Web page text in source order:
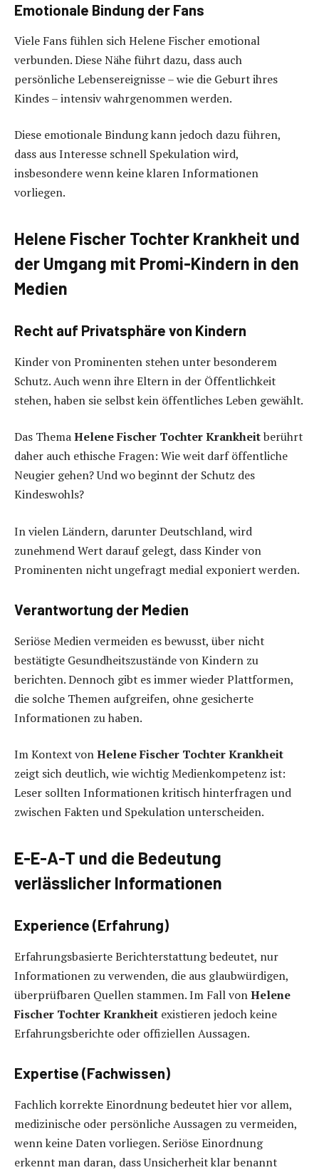
Emotionale Bindung der Fans
Viele Fans fühlen sich Helene Fischer emotional
verbunden. Diese Nähe führt dazu, dass auch
persönliche Lebensereignisse – wie die Geburt ihres
Kindes – intensiv wahrgenommen werden.
Diese emotionale Bindung kann jedoch dazu führen,
dass aus Interesse schnell Spekulation wird,
insbesondere wenn keine klaren Informationen
vorliegen.
Helene Fischer Tochter Krankheit und
der Umgang mit Promi-Kindern in den
Medien
Recht auf Privatsphäre von Kindern
Kinder von Prominenten stehen unter besonderem
Schutz. Auch wenn ihre Eltern in der Öffentlichkeit
stehen, haben sie selbst kein öffentliches Leben gewählt.
Das ThemaHelene Fischer Tochter Krankheitberührt
daher auch ethische Fragen: Wie weit darf öffentliche
Neugier gehen? Und wo beginnt der Schutz des
Kindeswohls?
In vielen Ländern, darunter Deutschland, wird
zunehmend Wert darauf gelegt, dass Kinder von
Prominenten nicht ungefragt medial exponiert werden.
Verantwortung der Medien
Seriöse Medien vermeiden es bewusst, über nicht
bestätigte Gesundheitszustände von Kindern zu
berichten. Dennoch gibt es immer wieder Plattformen,
die solche Themen aufgreifen, ohne gesicherte
Informationen zu haben.
Im Kontext vonHelene Fischer Tochter Krankheit
zeigt sich deutlich, wie wichtig Medienkompetenz ist:
Leser sollten Informationen kritisch hinterfragen und
zwischen Fakten und Spekulation unterscheiden.
E-E-A-T und die Bedeutung
verlässlicher Informationen
Experience (Erfahrung)
Erfahrungsbasierte Berichterstattung bedeutet, nur
Informationen zu verwenden, die aus glaubwürdigen,
überprüfbaren Quellen stammen. Im Fall vonHelene
Fischer Tochter Krankheit existieren jedoch keine
Erfahrungsberichte oder offiziellen Aussagen.
Expertise (Fachwissen)
Fachlich korrekte Einordnung bedeutet hier vor allem,
medizinische oder persönliche Aussagen zu vermeiden,
wenn keine Daten vorliegen. Seriöse Einordnung
erkennt man daran, dass Unsicherheit klar benannt